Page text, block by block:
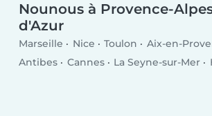
Nounous à Provence-
d'Azur
Marseille Nice Toulon Aix-en-
Antibes
Cannes La Seyne-sur-Mer